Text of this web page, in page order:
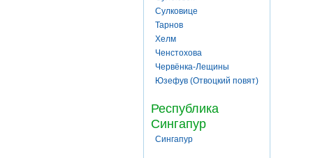
Сулковице
Тарнов
Хелм
Ченстохова
Червёнка-Лещины
Юзефув (Отвоцкий повят)
Республика
Сингапур
Сингапур